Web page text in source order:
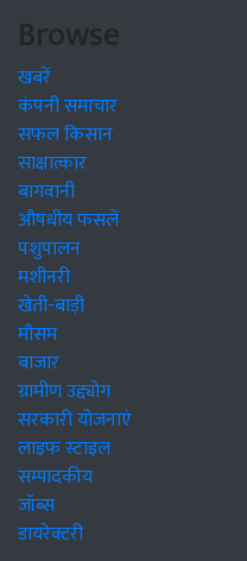
Browse
खबरें
कंपनी समाचार
सफल किसान
साक्षात्कार
बागवानी
औषधीय फसलें
पशुपालन
मशीनरी
खेती-बाड़ी
मौसम
बाजार
ग्रामीण उद्द्योग
सरकारी योजनाएं
लाइफ स्टाइल
सम्पादकीय
जॉब्स
डायरेक्टरी